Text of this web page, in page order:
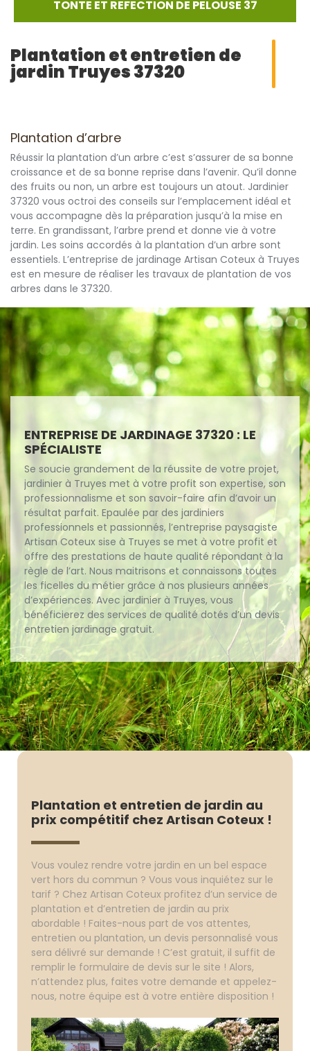
TONTE ET REFECTION DE PELOUSE 37
Plantation et entretien de
jardin Truyes 37320
Plantation d’arbre
Réussir la plantation d’un arbre c’est s’assurer de sa bonne
croissance et de sa bonne reprise dans l’avenir. Qu’il donne
des fruits ou non, un arbre est toujours un atout. Jardinier
37320 vous octroi des conseils sur l’emplacement idéal et
vous accompagne dès la préparation jusqu’à la mise en
terre. En grandissant, l’arbre prend et donne vie à votre
jardin. Les soins accordés à la plantation d’un arbre sont
essentiels. L’entreprise de jardinage Artisan Coteux à Truyes
est en mesure de réaliser les travaux de plantation de vos
arbres dans le 37320.
ENTREPRISE DE JARDINAGE 37320 : LE
SPÉCIALISTE
Se soucie grandement de la réussite de votre projet,
jardinier à Truyes met à votre profit son expertise, son
professionnalisme et son savoir-faire afin d’avoir un
résultat parfait. Epaulée par des jardiniers
professionnels et passionnés, l’entreprise paysagiste
Artisan Coteux sise à Truyes se met à votre profit et
offre des prestations de haute qualité répondant à la
règle de l’art. Nous maitrisons et connaissons toutes
les ficelles du métier grâce à nos plusieurs années
d’expériences. Avec jardinier à Truyes, vous
bénéficierez des services de qualité dotés d’un devis
entretien jardinage gratuit.
Plantation et entretien de jardin au
prix compétitif chez Artisan Coteux !
Vous voulez rendre votre jardin en un bel espace
vert hors du commun ? Vous vous inquiétez sur le
tarif ? Chez Artisan Coteux profitez d’un service de
plantation et d’entretien de jardin au prix
abordable ! Faites-nous part de vos attentes,
entretien ou plantation, un devis personnalisé vous
sera délivré sur demande ! C’est gratuit, il suffit de
remplir le formulaire de devis sur le site ! Alors,
n’attendez plus, faites votre demande et appelez-
nous, notre équipe est à votre entière disposition !